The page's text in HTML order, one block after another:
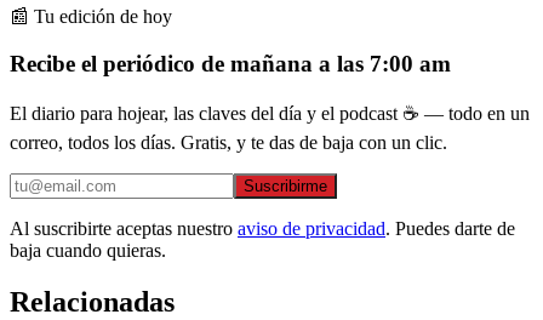
📰 Tu edición de hoy
Recibe el periódico de mañana a las 7:00 am
El diario para hojear, las claves del día y el podcast ☕ — todo en un
correo, todos los días. Gratis, y te das de baja con un clic.
Suscribirme
Al suscribirte aceptas nuestro aviso de privacidad. Puedes darte de
baja cuando quieras.
Relacionadas